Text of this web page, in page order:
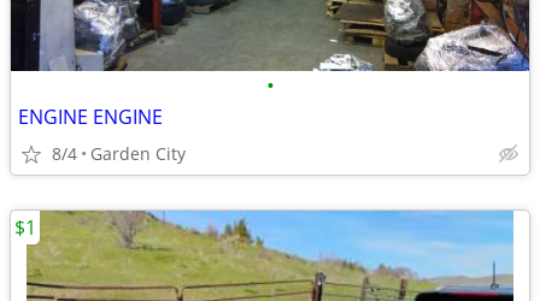
•
ENGINE ENGINE
8/4 Garden City
$1